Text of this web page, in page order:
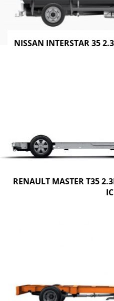
NISSAN INTERSTAR 35
RENAULT MASTER T35